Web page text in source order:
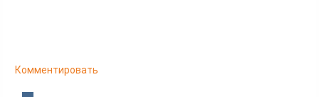
Комментировать